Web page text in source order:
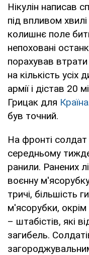
Нікулін написав
під впливом
колишнє поле
непоховані
порахував втрати
на кількість усіх
армії і дістав 20
Грицак для Країна
був точний.
На фронті
середньому
ранили. Ранених
воєнну
тричі, більшість
м'ясорубки,
– штабістів, які
загибель.